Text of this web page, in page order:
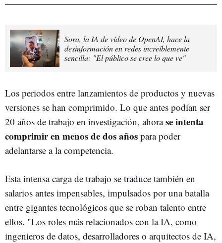
Sora, la IA de vídeo de OpenAI, hace la
desinformación en redes increíblemente
sencilla: "El público se cree lo que ve"
Los periodos entre lanzamientos de productos y nuevas
versiones se han comprimido. Lo que antes podían ser
20 años de trabajo en investigación, ahorase intenta
comprimir en menos de dos años para poder
adelantarse a la competencia.
Esta intensa carga de trabajo se traduce también en
salarios antes impensables, impulsados por una batalla
entre gigantes tecnológicos que se roban talento entre
ellos. "Los roles más relacionados con la IA, como
ingenieros de datos, desarrolladores o arquitectos de IA,